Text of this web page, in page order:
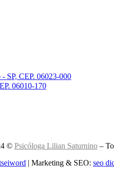
SP, CEP. 06023-000
06010-170
© Psicóloga Lilian Saturnino–
| Marketing & SEO: seo